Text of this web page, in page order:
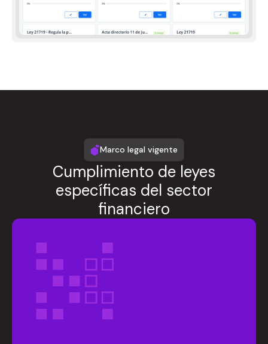
Marco legal vigente
Cumplimiento de leyes
específicas del sector
financiero